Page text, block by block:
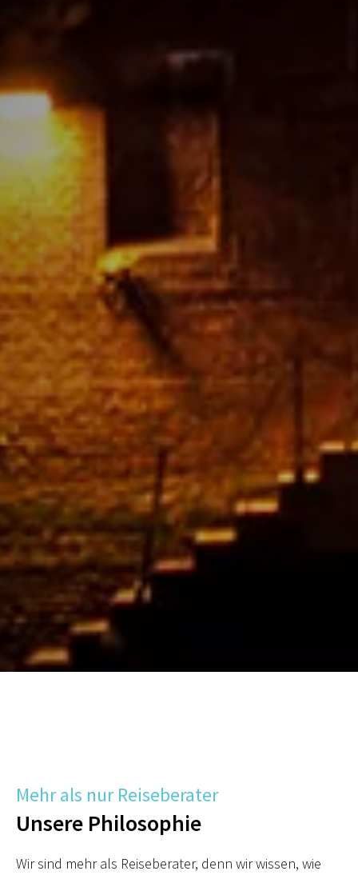
Mehr als nur Reiseberater
Unsere Philosophie
Wir sind mehr als Reiseberater, denn wir wissen, wie